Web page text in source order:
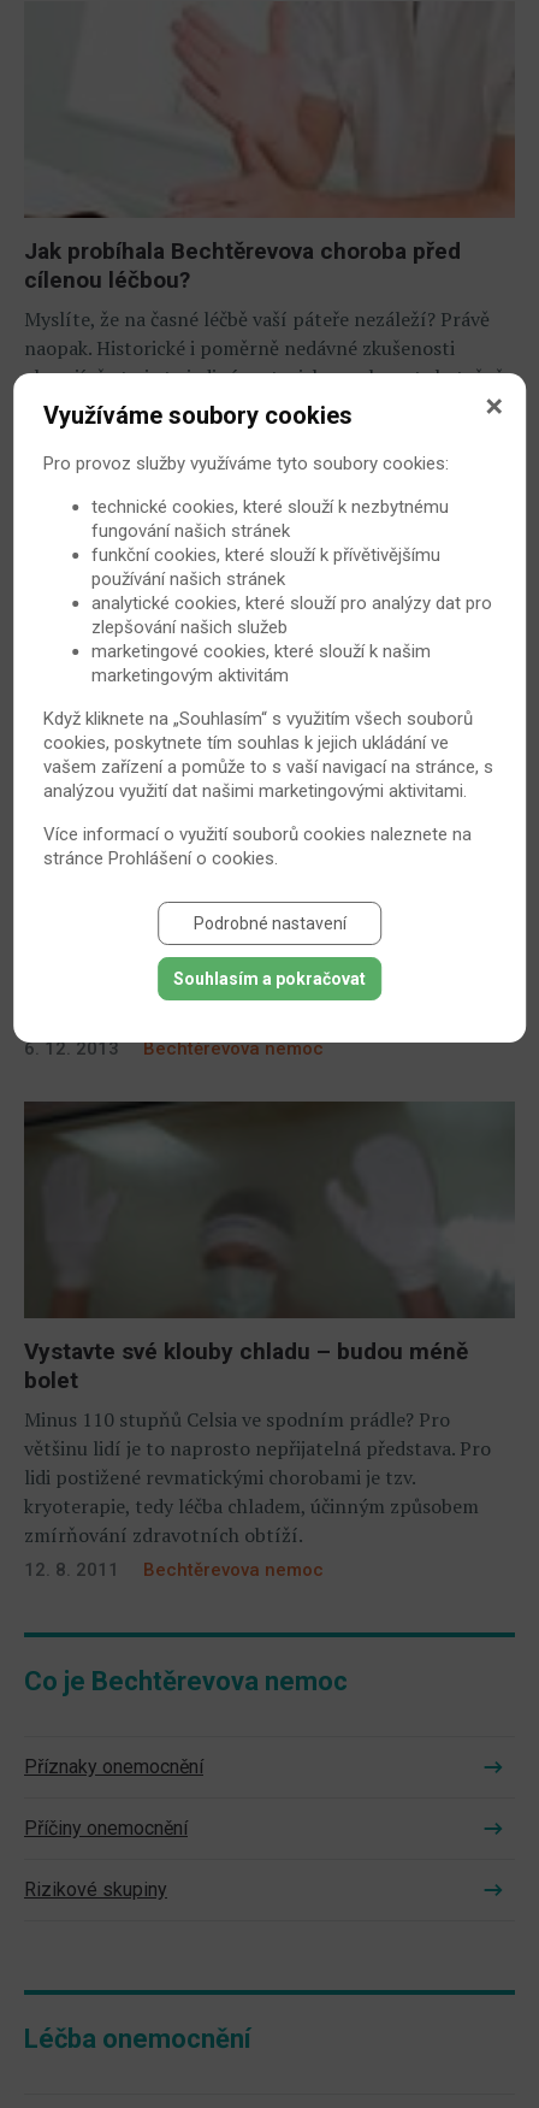
Jak probíhala Bechtěrevova choroba před
cílenou léčbou?
Myslíte, že na časné léčbě vaší páteře nezáleží? Právě
naopak. Historické i poměrně nedávné zkušenosti
ukazují, že to je ta jediná cesta, jak se vyhnout skutečně
velkým potížím.
Aby záda nebolela: jak vybrat správnou
matraci
pozornost následujícím řádkům. Špatná volba totiž
může pro vaše záda znamenat katastrofu. Během
spánku dochází k regeneraci svalů a uvolnění páteře.
Bez dostatečné opory jsou ale svaly napnuté a páteř
zkřivená. Není se pak čemu divit, když se budíme
rozlámaní a unavenější než večer. Jak vybrat správnou
6. 12. 2013 Bechtěrevova nemoc
Vystavte své klouby chladu – budou méně
bolet
Minus 110 stupňů Celsia ve spodním prádle? Pro
většinu lidí je to naprosto nepřijatelná představa. Pro
lidi postižené revmatickými chorobami je tzv.
kryoterapie, tedy léčba chladem, účinným způsobem
zmírňování zdravotních obtíží.
12. 8. 2011 Bechtěrevova nemoc
Co je Bechtěrevova nemoc
Příznaky onemocnění
Příčiny onemocnění
Rizikové skupiny
Léčba onemocnění
Využíváme soubory cookies
Pro provoz služby využíváme tyto soubory cookies:
technické cookies, které slouží k nezbytnému
fungování našich stránek
funkční cookies, které slouží k přívětivějšímu
používání našich stránek
analytické cookies, které slouží pro analýzy dat pro
zlepšování našich služeb
marketingové cookies, které slouží k našim
marketingovým aktivitám
Když kliknete na „Souhlasím“ s využitím všech souborů
cookies, poskytnete tím souhlas k jejich ukládání ve
vašem zařízení a pomůže to s vaší navigací na stránce, s
analýzou využití dat našimi marketingovými aktivitami.
Více informací o využití souborů cookies naleznete na
stránceProhlášení o cookies
Podrobné nastavení
Souhlasím a pokračovat